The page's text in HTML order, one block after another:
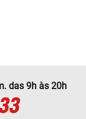
das 9h às 20h